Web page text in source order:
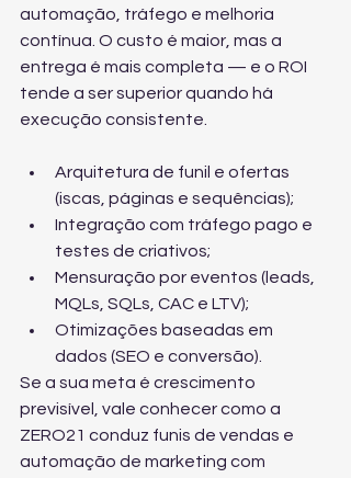
automação, tráfego e melhoria
contínua. O custo é maior, mas a
entrega é mais completa — e o ROI
tende a ser superior quando há
execução consistente.
Arquitetura de funil e ofertas
(iscas, páginas e sequências);
Integração com tráfego pago e
testes de criativos;
Mensuração por eventos (leads,
MQLs, SQLs, CAC e LTV);
Otimizações baseadas em
dados (SEO e conversão).
Se a sua meta é crescimento
previsível, vale conhecer como a
ZERO21 conduz funis de vendas e
automação de marketing com